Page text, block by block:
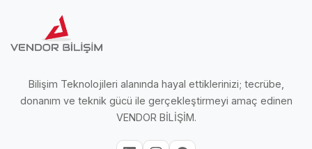
Bilişim Teknolojileri alanında hayal ettiklerinizi; tecrübe,
donanım ve teknik gücü ile gerçekleştirmeyi amaç edinen
VENDOR BİLİŞİM.